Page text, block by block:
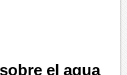
el agua